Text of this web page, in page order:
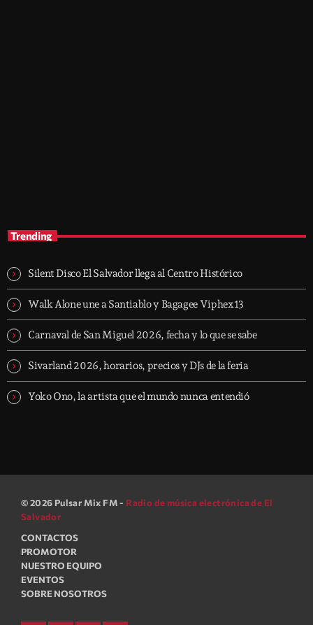
Trending
Silent Disco El Salvador llega al Centro Histórico
Walk Alone une a Santiablo y Bagagee Viphex13
Carnaval de San Miguel 2026, fecha y lo que se sabe
Sivarland 2026, horarios, precios y DJs de la feria
Yoko Ono, la artista que el mundo nunca entendió
© 2026 Pulsar Mix FM - Radio de música electrónica de El
Salvador
CONTACTOS
PROMOTOR
NUESTRO EQUIPO
EVENTOS
SOBRE NOSOTROS